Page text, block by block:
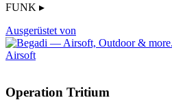
FUNK ▸
Ausgerüstet von
Operation Tritium